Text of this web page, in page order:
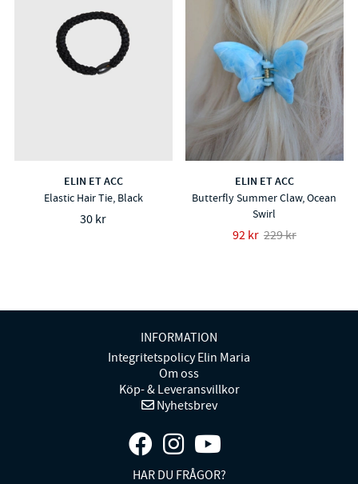
ELIN ET ACC
Elastic Hair Tie, Black
30 kr
ELIN ET ACC
Butterfly Summer Claw, Ocean
Swirl
92 kr 229 kr
INFORMATION
Integritetspolicy Elin Maria
Om oss
Köp- & Leveransvillkor
Nyhetsbrev
HAR DU FRÅGOR?